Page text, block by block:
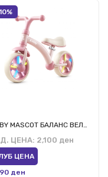
ЦЕНА: 2,100 ден
ЦЕНА
ден